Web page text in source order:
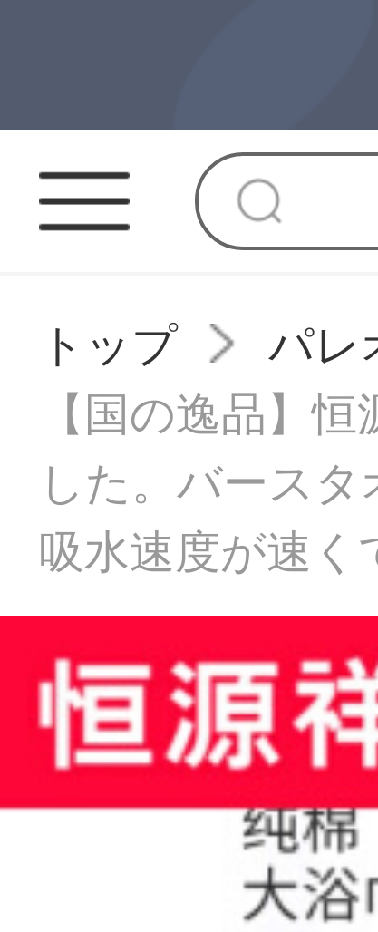
トップ
パレ
【国の逸品】
した。バース
吸水速度が速く